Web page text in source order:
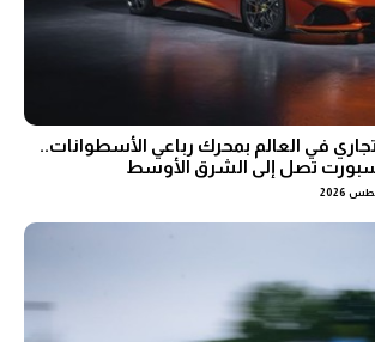
في العالم بمحرك رباعي الأسطوانات..